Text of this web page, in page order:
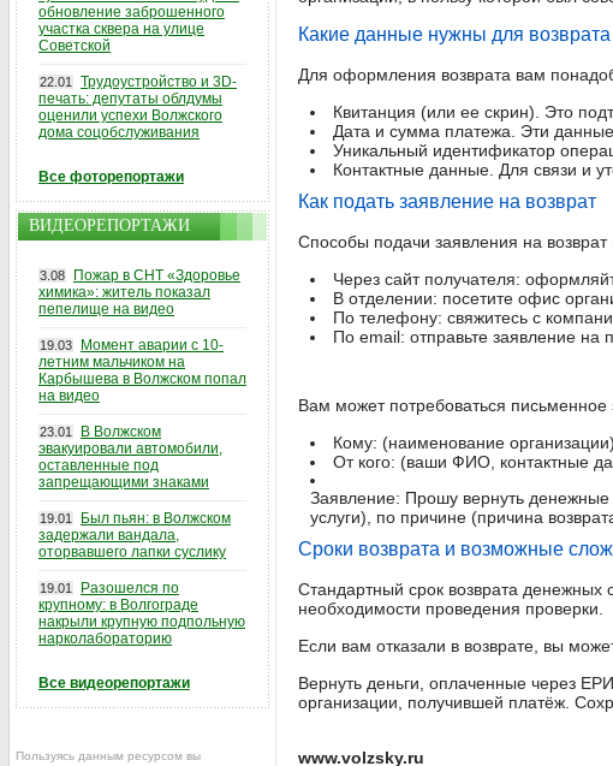
Какие данные нужны для возврата
Для оформления возврата вам
Квитанция (или ее скрин). Это
Дата и сумма платежа. Эти
Уникальный идентификатор
Контактные данные. Для связи и
Как подать заявление на возврат
Способы подачи заявления на
Через сайт получателя:
В отделении: посетите офис
По телефону: свяжитесь с
По email: отправьте заявление на
Вам может потребоваться
Кому: (наименование организации)
От кого: (ваши ФИО, контактные
Заявление: Прошу вернуть
услуги), по причине (причина
Сроки возврата и возможные
Стандартный срок возврата денежных
необходимости проведения проверки.
Если вам отказали в возврате, вы
Вернуть деньги, оплаченные через
организации, получившей платёж.
www.volzsky.ru
обновление заброшенного
участка сквера на улице
Советской
22.01
Трудоустройство и 3D-
печать: депутаты облдумы
оценили успехи Волжского
дома соцобслуживания
Все фоторепортажи
ВИДЕОРЕПОРТАЖИ
3.08
Пожар в СНТ «Здоровье
химика»: житель показал
пепелище на видео
19.03
Момент аварии с 10-
летним мальчиком на
Карбышева в Волжском попал
на видео
23.01
В Волжском
эвакуировали автомобили,
оставленные под
запрещающими знаками
19.01
Был пьян: в Волжском
задержали вандала,
оторвавшего лапки суслику
19.01
Разошелся по
крупному: в Волгограде
накрыли крупную подпольную
нарколабораторию
Все видеорепортажи
Пользуясь данным ресурсом вы